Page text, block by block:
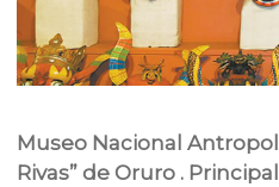
Museo Nacional
Rivas” de Oruro .